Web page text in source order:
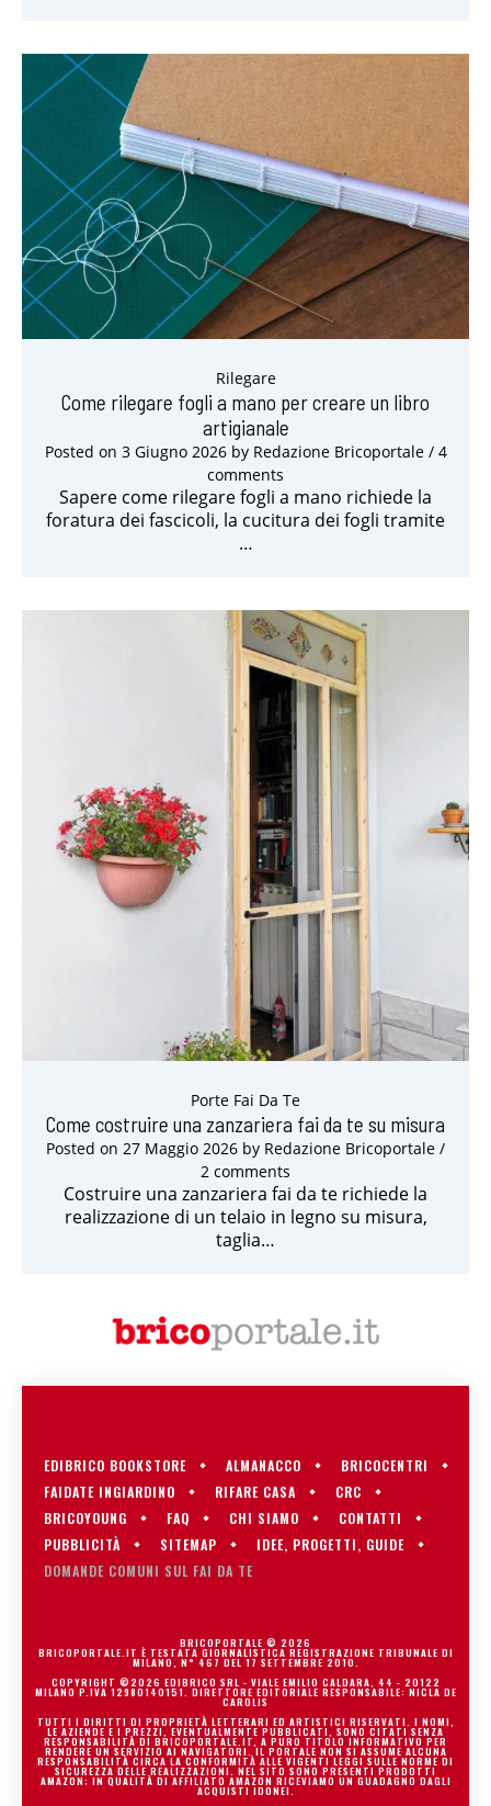
Rilegare
Come rilegare fogli a mano per creare un libro
artigianale
Posted on 3 Giugno 2026by Redazione Bricoportale/ 4
comments
Sapere come rilegare fogli a mano richiede la
foratura dei fascicoli, la cucitura dei fogli tramite
…
Porte Fai Da Te
Come costruire una zanzariera fai da te su misura
Posted on 27 Maggio 2026 by Redazione Bricoportale /
2 comments
Costruire una zanzariera fai da te richiede la
realizzazione di un telaio in legno su misura,
taglia…
EDIBRICO BOOKSTORE ALMANACCO
BRICOCENTRI
FAIDATE INGIARDINO
RIFARE CASA
CRC
BRICOYOUNG
FAQ CHI SIAMO
CONTATTI
PUBBLICITÀ
SITEMAP
IDEE, PROGETTI, GUIDE
DOMANDE COMUNI SUL FAI DA TE
BRICOPORTALE © 2026
BRICOPORTALE.IT È TESTATA GIORNALISTICA REGISTRAZIONE TRIBUNALE DI
MILANO, N° 467 DEL 17 SETTEMBRE 2010.
COPYRIGHT ©2026 EDIBRICO SRL - VIALE EMILIO CALDARA, 44 - 20122
MILANO P.IVA 12980140151. DIRETTORE EDITORIALE RESPONSABILE: NICLA DE
CAROLIS
TUTTI I DIRITTI DI PROPRIETÀ LETTERARI ED ARTISTICI RISERVATI. I NOMI,
LE AZIENDE E I PREZZI, EVENTUALMENTE PUBBLICATI, SONO CITATI SENZA
RESPONSABILITÀ DI BRICOPORTALE.IT, A PURO TITOLO INFORMATIVO PER
RENDERE UN SERVIZIO AI NAVIGATORI. IL PORTALE NON SI ASSUME ALCUNA
RESPONSABILITÀ CIRCA LA CONFORMITÀ ALLE VIGENTI LEGGI SULLE NORME DI
SICUREZZA DELLE REALIZZAZIONI. NEL SITO SONO PRESENTI PRODOTTI
AMAZON; IN QUALITÀ DI AFFILIATO AMAZON RICEVIAMO UN GUADAGNO DAGLI
ACQUISTI IDONEI.